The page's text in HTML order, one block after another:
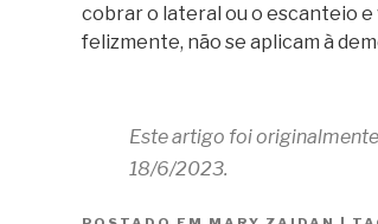
cobrar o lateral ou o escanteio e
felizmente, não se aplicam à
Este artigo foi
18/6/2023.